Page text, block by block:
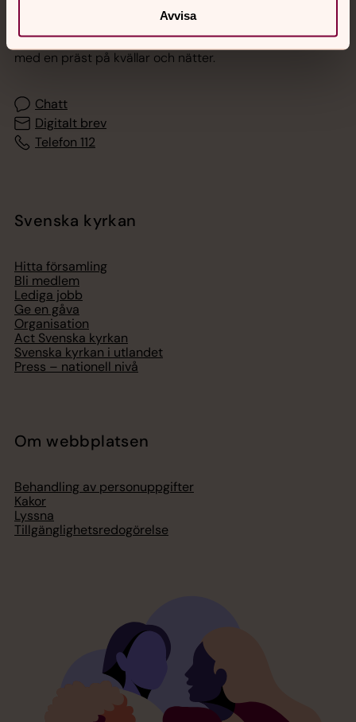
Avvisa
Akut samtals- och krisstöd. Prata eller chatta anonymt
med en präst på kvällar och nätter.
Chatt
Digitalt brev
Telefon 112
Svenska kyrkan
Hitta församling
Bli medlem
Lediga jobb
Ge en gåva
Organisation
Act Svenska kyrkan
Svenska kyrkan i utlandet
Press – nationell nivå
Om webbplatsen
Behandling av personuppgifter
Kakor
Lyssna
Tillgänglighetsredogörelse